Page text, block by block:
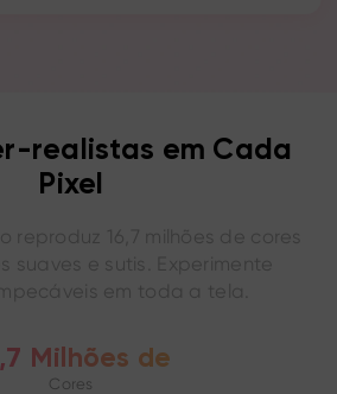
realistas em Cada
Pixel
Milhões de
Cores